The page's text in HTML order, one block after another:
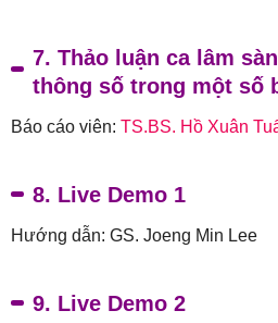
7. Thảo luận ca lâm
thông số trong một số
Báo cáo viên: TS.BS. Hồ Xuân
8. Live Demo 1
Hướng dẫn: GS. Joeng Min Lee
9. Live Demo 2